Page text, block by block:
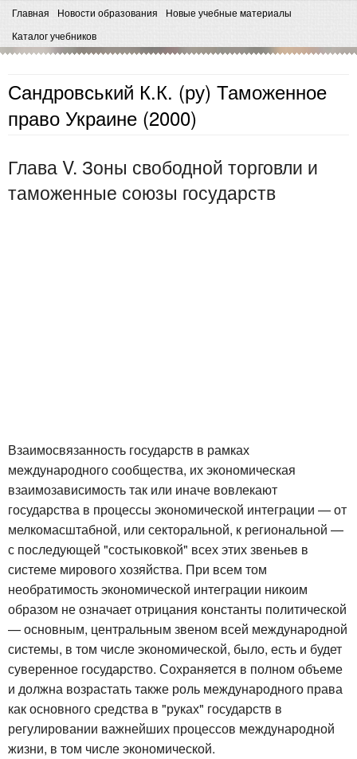
Главная Новости образования
Новые учебные материалы
Каталог учебников
Сандровський К.К. (ру) Таможенное
право Украине (2000)
Глава V. Зоны свободной торговли и
таможенные союзы государств
Взаимосвязанность государств в рамках
международного сообщества, их экономическая
взаимозависимость так или иначе вовлекают
государства в процессы экономической интеграции — от
мелкомасштабной, или секторальной, к региональной —
с последующей "состыковкой" всех этих звеньев в
системе мирового хозяйства. При всем том
необратимость экономической интеграции никоим
образом не означает отрицания константы политической
— основным, центральным звеном всей международной
системы, в том числе экономической, было, есть и будет
суверенное государство. Сохраняется в полном объеме
и должна возрастать также роль международного права
как основного средства в "руках" государств в
регулировании важнейших процессов международной
жизни, в том числе экономической.